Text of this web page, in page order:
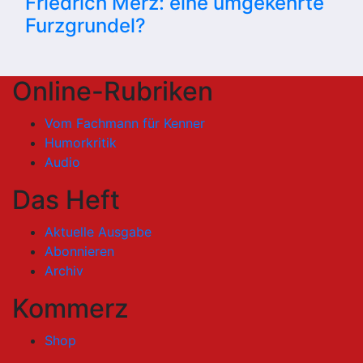
Furzgrundel?
Online-Rubriken
Vom Fachmann für Kenner
Humorkritik
Audio
Das Heft
Aktuelle Ausgabe
Abonnieren
Archiv
Kommerz
Shop